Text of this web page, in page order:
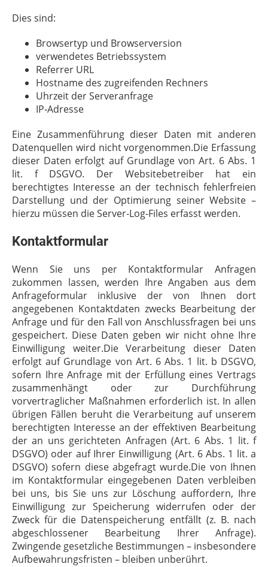
Dies sind:
Browsertyp und Browserversion
verwendetes Betriebssystem
Referrer URL
Hostname des zugreifenden Rechners
Uhrzeit der Serveranfrage
IP-Adresse
Eine Zusammenführung dieser Daten mit anderen
Datenquellen wird nicht vorgenommen.Die Erfassung
dieser Daten erfolgt auf Grundlage von Art. 6 Abs. 1
lit. f DSGVO. Der Websitebetreiber hat ein
berechtigtes Interesse an der technisch fehlerfreien
Darstellung und der Optimierung seiner Website –
hierzu müssen die Server-Log-Files erfasst werden.
Kontaktformular
Wenn Sie uns per Kontaktformular Anfragen
zukommen lassen, werden Ihre Angaben aus dem
Anfrageformular inklusive der von Ihnen dort
angegebenen Kontaktdaten zwecks Bearbeitung der
Anfrage und für den Fall von Anschlussfragen bei uns
gespeichert. Diese Daten geben wir nicht ohne Ihre
Einwilligung weiter.Die Verarbeitung dieser Daten
erfolgt auf Grundlage von Art. 6 Abs. 1 lit. b DSGVO,
sofern Ihre Anfrage mit der Erfüllung eines Vertrags
zusammenhängt oder zur Durchführung
vorvertraglicher Maßnahmen erforderlich ist. In allen
übrigen Fällen beruht die Verarbeitung auf unserem
berechtigten Interesse an der effektiven Bearbeitung
der an uns gerichteten Anfragen (Art. 6 Abs. 1 lit. f
DSGVO) oder auf Ihrer Einwilligung (Art. 6 Abs. 1 lit. a
DSGVO) sofern diese abgefragt wurde.Die von Ihnen
im Kontaktformular eingegebenen Daten verbleiben
bei uns, bis Sie uns zur Löschung auffordern, Ihre
Einwilligung zur Speicherung widerrufen oder der
Zweck für die Datenspeicherung entfällt (z. B. nach
abgeschlossener Bearbeitung Ihrer Anfrage).
Zwingende gesetzliche Bestimmungen – insbesondere
Aufbewahrungsfristen – bleiben unberührt.